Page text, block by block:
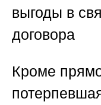
выгоды в
договора
Кроме